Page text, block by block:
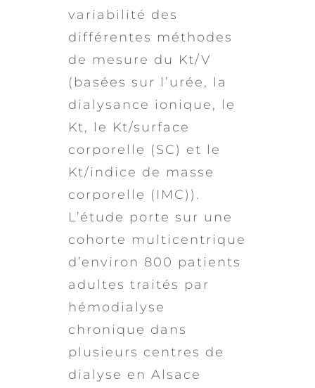
variabilité des
différentes méthodes
de mesure du Kt/V
(basées sur l’urée, la
dialysance ionique, le
Kt, le Kt/surface
corporelle (SC) et le
Kt/indice de masse
corporelle (IMC)).
L’étude porte sur une
cohorte multicentrique
d’environ 800 patients
adultes traités par
hémodialyse
chronique dans
plusieurs centres de
dialyse en Alsace